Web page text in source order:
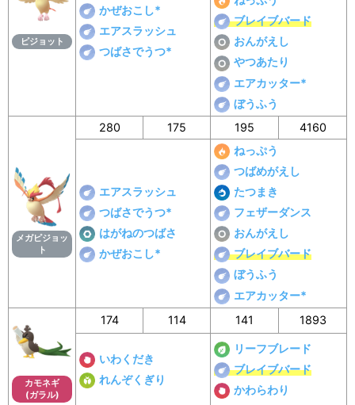
ピジョット
かぜおこし*
エアスラッシュ
つばさでうつ*
ブレイブバード
おんがえし
やつあたり
エアカッター*
ぼうふう
メガピジョッ
ト
280 175 195 4160
エアスラッシュ
つばさでうつ*
はがねのつばさ
かぜおこし*
ねっぷう
つばめがえし
たつまき
フェザーダンス
おんがえし
ブレイブバード
ぼうふう
エアカッター*
カモネギ
(ガラル)
174 114 141 1893
いわくだき
れんぞくぎり
リーフブレード
ブレイブバード
かわらわり